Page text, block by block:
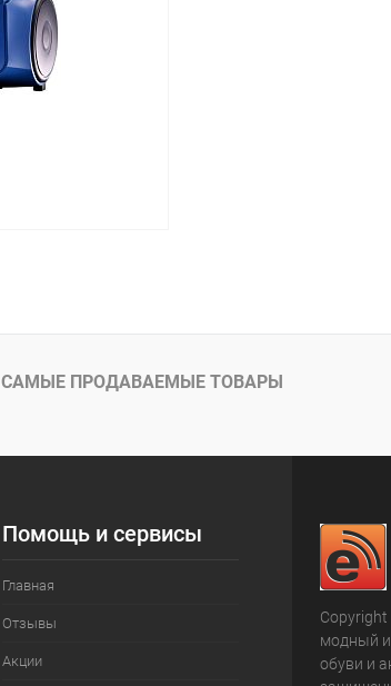
К сравнению
В наличии
САМЫЕ ПРОДАВАЕМЫЕ ТОВАРЫ
Помощь и сервисы
Главная
Отзывы
Акции
модный
обуви и